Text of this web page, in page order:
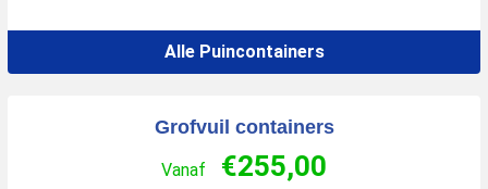
Alle Puincontainers
Grofvuil containers
Vanaf €255,00